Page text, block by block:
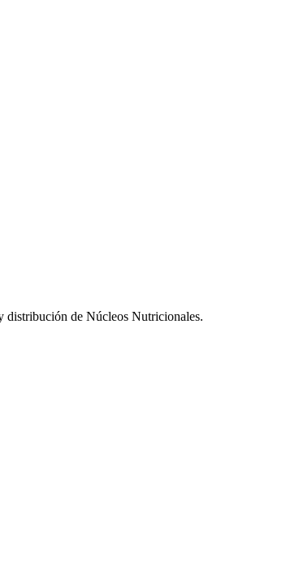
distribución de Núcleos Nutricionales.